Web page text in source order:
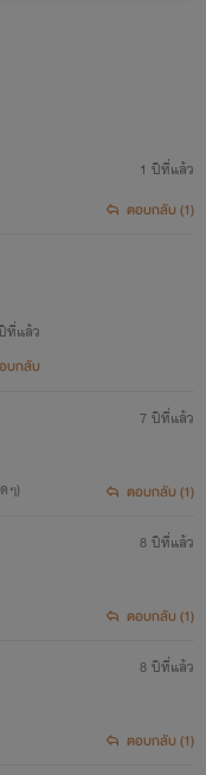
ไร กดอ่านกันรัวๆ
ใจให้ไรท์ด้วยนะคะ
นอาจจะมาแค่ 1 ตอน
ไม่ว่างเลยก็ไม่ได้อัพนะ
จบแล้ว]
จบแล้ว]
จบแล้ว]
NC18++++[จบแล้ว]
18+ คลับสำหรับสาวๆ
1 ปีที่แล้ว
ตอบกลับ (1)
ที่แล้ว
บกลับ
ๆ)
7 ปีที่แล้ว
ตอบกลับ (1)
8 ปีที่แล้ว
ตอบกลับ (1)
8 ปีที่แล้ว
ตอบกลับ (1)